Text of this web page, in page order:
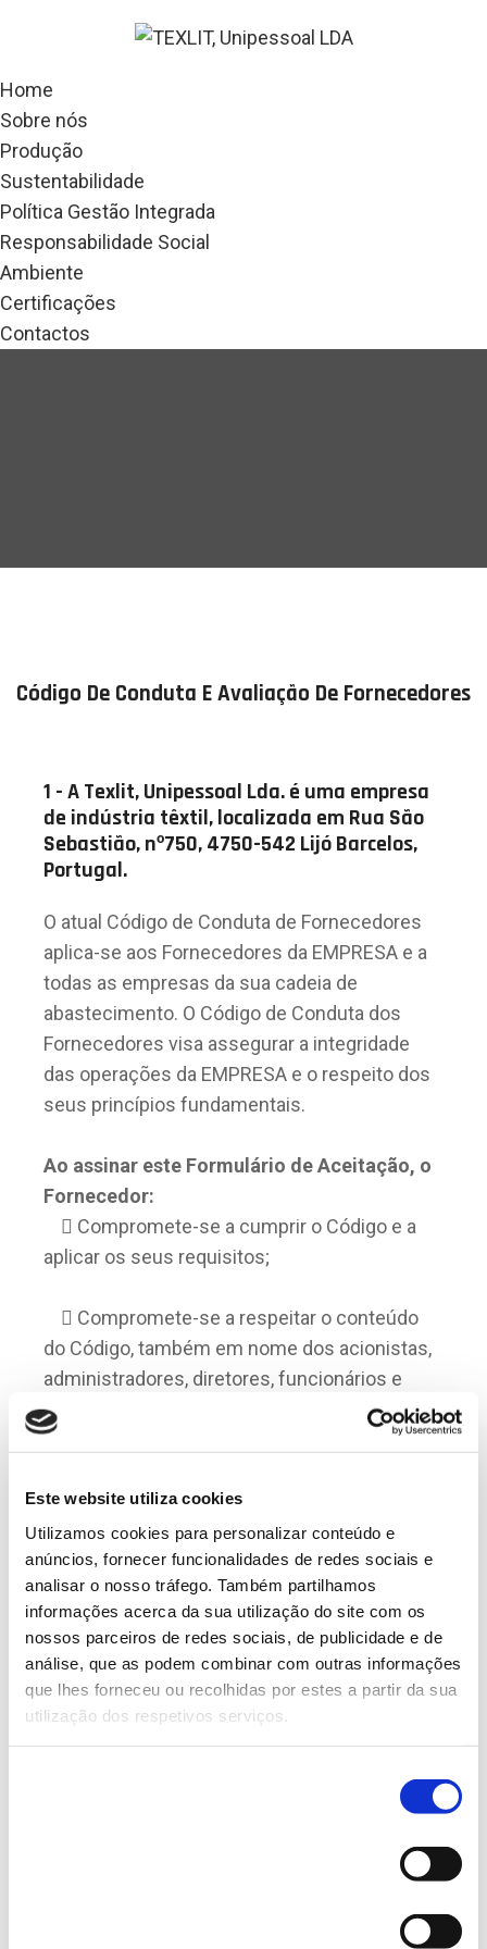
Este website utiliza cookies
Utilizamos cookies para personalizar conteúdo e
anúncios, fornecer funcionalidades de redes sociais e
analisar o nosso tráfego. Também partilhamos
informações acerca da sua utilização do site com os
nossos parceiros de redes sociais, de publicidade e de
análise, que as podem combinar com outras informações
que lhes forneceu ou recolhidas por estes a partir da sua
utilização dos respetivos serviços.
Home
Sobre nós
Produção
Sustentabilidade
Política Gestão Integrada
Responsabilidade Social
Ambiente
Certificações
Contactos
Código De Conduta E Avaliação De Fornecedores
1 - A Texlit, Unipessoal Lda. é uma empresa
de indústria têxtil, localizada em Rua São
Sebastião, nº750, 4750-542 Lijó Barcelos,
Portugal.
O atual Código de Conduta de Fornecedores
aplica-se aos Fornecedores da EMPRESA e a
todas as empresas da sua cadeia de
abastecimento. O Código de Conduta dos
Fornecedores visa assegurar a integridade
das operações da EMPRESA e o respeito dos
seus princípios fundamentais.
Ao assinar este Formulário de Aceitação, o
Fornecedor:
Compromete-se a cumprir o Código e a
aplicar os seus requisitos;
Compromete-se a respeitar o conteúdo
do Código, também em nome dos acionistas,
administradores, diretores, funcionários e
colaboradores;
subcontratados envolvidos na cadeia de
abastecimento que mantenham relações
comerciais com a EMPRESA o formulário de
aceitação assinado que confirme a plena
partilha e aceitação do presente Código de
Conduta;
Compromete-se a promover o
cumprimento do Código de Conduta por todas
abastecimento que se dedicam a relações